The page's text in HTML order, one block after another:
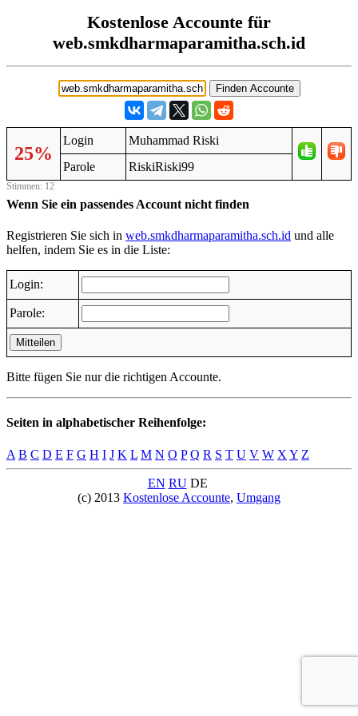
Kostenlose Accounte für
web.smkdharmaparamitha.sch.id
25%
Login
Muhammad Riski
Parole
RiskiRiski99
Stimmen: 12
Wenn Sie ein passendes Account nicht finden
Registrieren Sie sich in web.smkdharmaparamitha.sch.id und alle
helfen, indem Sie es in die Liste:
Login:
Parole:
Mitteilen
Bitte fügen Sie nur die richtigen Accounte.
Seiten in alphabetischer Reihenfolge:
A B C D E F G H I J K L M N O P Q R S T U V W X Y Z
EN RUDE
(c) 2013 Kostenlose Accounte, Umgang